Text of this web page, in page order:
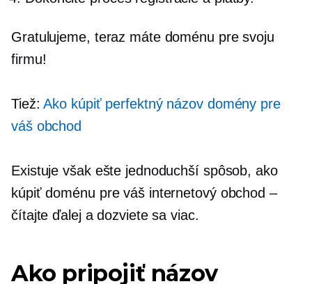
Gratulujeme, teraz máte doménu pre svoju
firmu!
Tiež:Ako kúpiť perfektný názov domény pre
váš obchod
Existuje však ešte jednoduchší spôsob, ako
kúpiť doménu pre váš internetový obchod –
čítajte ďalej a dozviete sa viac.
Ako pripojiť názov